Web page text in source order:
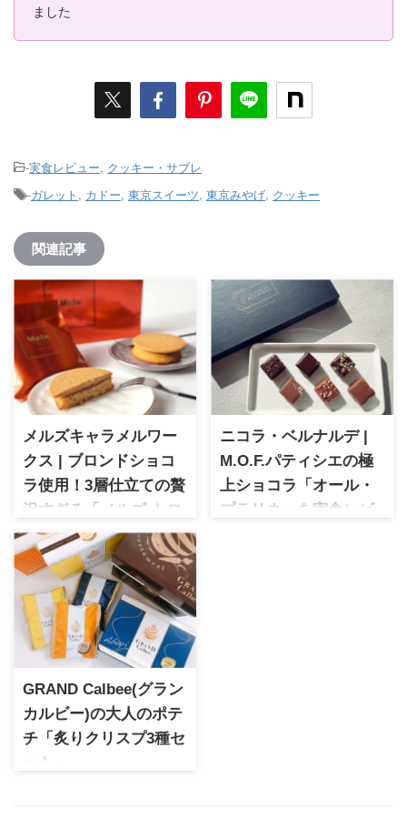
ました
-実食レビュー, クッキー・サブレ
-ガレット , カドー, 東京スイーツ, 東京みやげ, クッキー
関連記事
メルズキャラメルワー
クス | ブロンドショコ
ラ使用！3層仕立ての贅
沢すぎる「メルズ トロ
ワ」の魅力に迫る！
「メルズキャラメルワーク
ス」の３層仕立てスイーツ
「メルズトロワ」の魅力を徹
底解説！濃厚なブロンドショ
コラとキャラメルの絶妙なハ
ーモニーを、写真と共にご紹
ニコラ・ベルナルデ |
M.O.F.パティシエの極
上ショコラ「オール・
プラリネ」を実食レビ
GRAND Calbee(グラン
カルビー)の大人のポテ
チ「炙りクリスプ3種セ
ット」